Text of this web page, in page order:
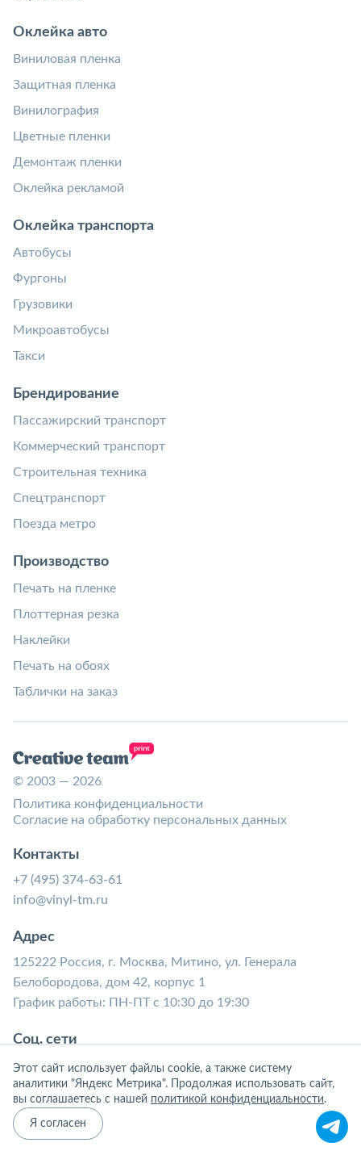
Оклейка авто
Виниловая пленка
Защитная пленка
Винилография
Цветные пленки
Демонтаж пленки
Оклейка рекламой
Оклейка транспорта
Автобусы
Фургоны
Грузовики
Микроавтобусы
Такси
Брендирование
Пассажирский транспорт
Коммерческий транспорт
Строительная техника
Спецтранспорт
Поезда метро
Производство
Печать на пленке
Плоттерная резка
Наклейки
Печать на обоях
Таблички на заказ
© 2003 — 2026
Политика конфиденциальности
Согласие на обработку персональных данных
Контакты
+7 (495) 374-63-61
info@vinyl-tm.ru
Адрес
125222 Россия, г. Москва, Митино, ул. Генерала
Белобородова, дом 42, корпус 1
График работы: ПН-ПТ с 10:30 до 19:30
Соц. сети
Этот сайт использует файлы cookie, а также систему
аналитики "Яндекс Метрика". Продолжая использовать сайт,
вы соглашаетесь с нашей политикой конфиденциальности.
Я согласен